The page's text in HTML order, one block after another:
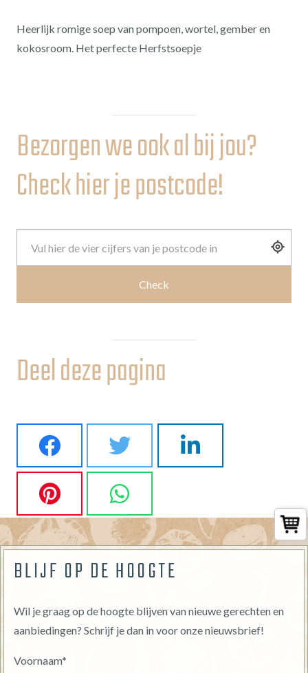
Heerlijk romige soep van pompoen, wortel, gember en
kokosroom. Het perfecte Herfstsoepje
Bezorgen we ook al bij jou?
Check hier je postcode!
Check
Deel deze pagina
BLIJF OP DE HOOGTE
Wil je graag op de hoogte blijven van nieuwe gerechten en
aanbiedingen? Schrijf je dan in voor onze nieuwsbrief!
Voornaam*